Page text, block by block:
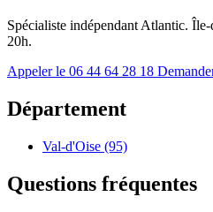
Spécialiste indépendant Atlantic.
20h.
Appeler le 06 44 64 28 18
Département
Val-d'Oise (95)
Questions fréquentes